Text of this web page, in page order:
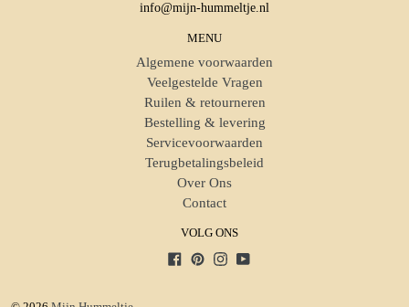
info@mijn-hummeltje.nl
MENU
Algemene voorwaarden
Veelgestelde Vragen
Ruilen & retourneren
Bestelling & levering
Servicevoorwaarden
Terugbetalingsbeleid
Over Ons
Contact
VOLG ONS
Facebook
PinterestInstagram
YouTube